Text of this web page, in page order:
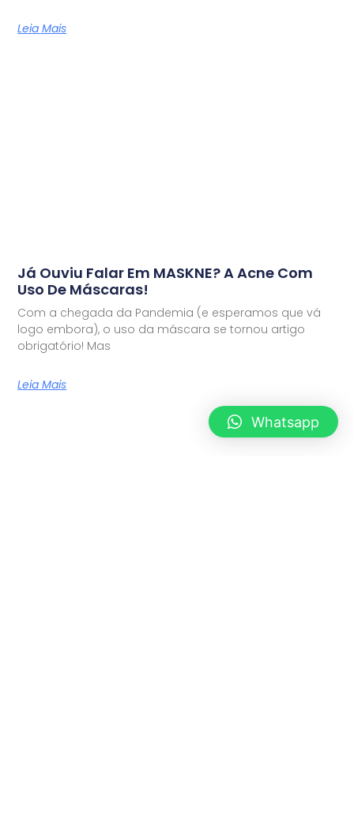
Leia Mais
Já Ouviu Falar Em MASKNE? A Acne Com
Uso De Máscaras!
Com a chegada da Pandemia (e esperamos que vá
logo embora), o uso da máscara se tornou artigo
obrigatório! Mas
Leia Mais
Whatsapp